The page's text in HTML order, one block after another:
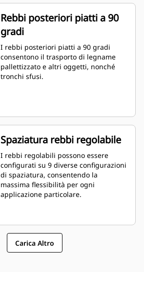
Rebbi posteriori piatti a 90
gradi
I rebbi posteriori piatti a 90 gradi
consentono il trasporto di legname
pallettizzato e altri oggetti, nonché
tronchi sfusi.
Spaziatura rebbi regolabile
I rebbi regolabili possono essere
configurati su 9 diverse configurazioni
di spaziatura, consentendo la
massima flessibilità per ogni
applicazione particolare.
Carica Altro